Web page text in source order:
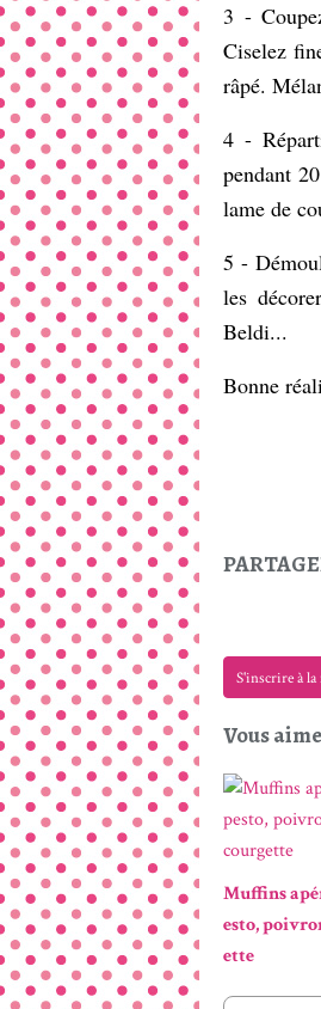
3 -
Ciselez
râpé.
4 -
pendant
lame de
5 -
les
Beldi...
Bonne
S'inscrire à
Vous
Muffins
esto,
ette